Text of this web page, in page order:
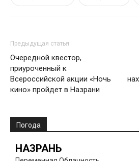
Предыдущая статья
Очередной квестор,
приуроченный к
Всероссийской акции «Ночь
кино» пройдет в Назрани
Погода
НАЗРАНЬ